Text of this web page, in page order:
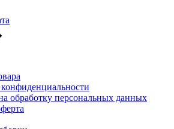
обработку персональных данных